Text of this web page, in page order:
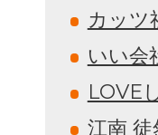
カッツ
いい会
LOVE
江南 徒